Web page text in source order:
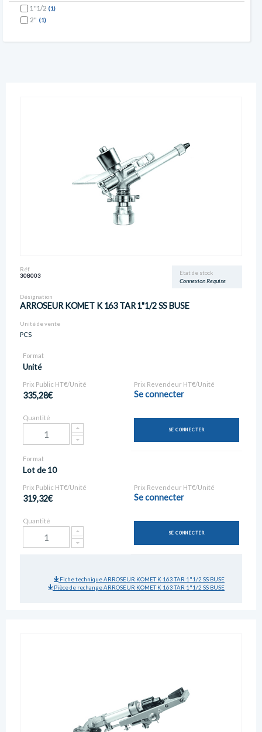
1''1/2 (1)
2'' (1)
Etat de stock
Connexion Requise
Réf
308003
Désignation
ARROSEUR KOMET K 163 TAR 1"1/2 SS BUSE
Unité de vente
PCS
Format
Unité
Prix Public HT€/Unité
335,28€
Prix Revendeur HT€/Unité
Se connecter
Quantité
SE CONNECTER
Format
Lot de 10
Prix Public HT€/Unité
319,32€
Prix Revendeur HT€/Unité
Se connecter
Quantité
SE CONNECTER
Fiche technique ARROSEUR KOMET K 163 TAR 1"1/2 SS BUSE
Pièce de rechange ARROSEUR KOMET K 163 TAR 1"1/2 SS BUSE